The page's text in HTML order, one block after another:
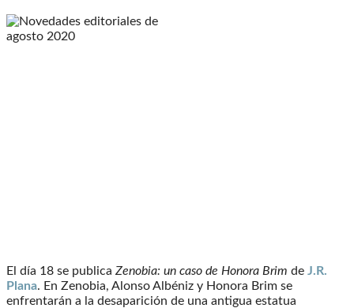
El día 18 se publica Zenobia: un caso de Honora Brim de J.R.
Plana. En Zenobia, Alonso Albéniz y Honora Brim se
enfrentarán a la desaparición de una antigua estatua